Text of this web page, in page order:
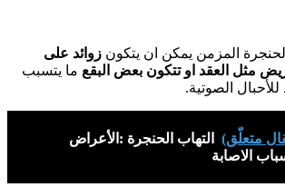
المزمن يمكن ان يتكون زوائد على
مثل العقد او تتكون بعض البقع ما يتسبب
الصوتية.
متعلّق)
التهاب الحنجرة :الأعراض
الاصابة